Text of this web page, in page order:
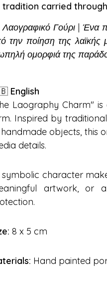
carried
Λαογραφικό Γούρι | Ένα
την ποίηση της λαϊκής
ομορφιά της
English
Laography Charm"
Inspired by
objects, this
details.
symbolic character
artwork, or
8 x 5 cm
Hand painted